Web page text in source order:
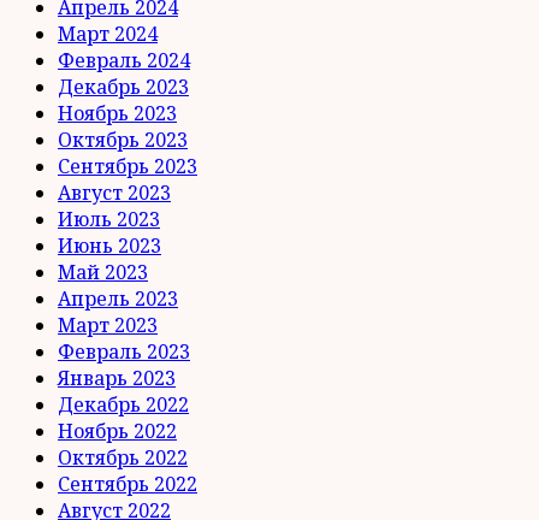
Апрель 2024
Март 2024
Февраль 2024
Декабрь 2023
Ноябрь 2023
Октябрь 2023
Сентябрь 2023
Август 2023
Июль 2023
Июнь 2023
Май 2023
Апрель 2023
Март 2023
Февраль 2023
Январь 2023
Декабрь 2022
Ноябрь 2022
Октябрь 2022
Сентябрь 2022
Август 2022